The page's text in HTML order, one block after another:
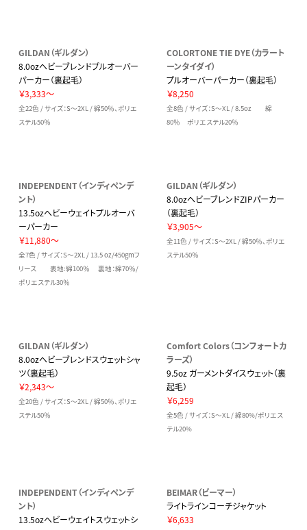
GILDAN（ギルダン）
8.0ozヘビーブレンドプルオーバー
パーカー（裏起毛）
￥3,333～
全22色 / サイズ：S～2XL / 綿50％、ポリエ
ステル50％
COLORTONE TIE DYE（カラート
ーンタイダイ）
プルオーバーパーカー（裏起毛）
￥8,250
全8色 / サイズ：S～XL / 8.5oz 綿
80％ ポリエステル20％
INDEPENDENT（インディペンデ
ント）
13.5ozヘビーウェイトプルオーバ
ーパーカー
￥11,880～
全7色 / サイズ：S～2XL / 13.5 oz/450gmフ
リース 表地:綿100％ 裏地：綿70％/
ポリエステル30％
GILDAN（ギルダン）
8.0ozヘビーブレンドZIPパーカー
（裏起毛）
￥3,905～
全11色 / サイズ：S～2XL / 綿50％、ポリエ
ステル50％
GILDAN（ギルダン）
8.0ozヘビーブレンドスウェットシャ
ツ（裏起毛）
￥2,343～
全20色 / サイズ：S～2XL / 綿50％、ポリエ
ステル50％
Comfort Colors（コンフォートカ
ラーズ）
9.5oz ガーメントダイスウェット（裏
起毛）
￥6,259
全5色 / サイズ：S～XL / 綿80%/ポリエス
テル20%
INDEPENDENT（インディペンデ
ント）
13.5ozヘビーウェイトスウェットシ
BEIMAR（ビーマー）
ライトラインコーチジャケット
￥6,633